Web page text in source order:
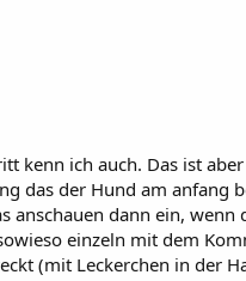
kenn ich auch. Das ist
das der Hund am anfang
anschauen dann ein,
einzeln mit dem
(mit Leckerchen in der